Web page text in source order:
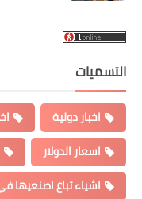
التسميات
اخبار دولية
اسعار الدولار
اشياء تباع اصنعيها